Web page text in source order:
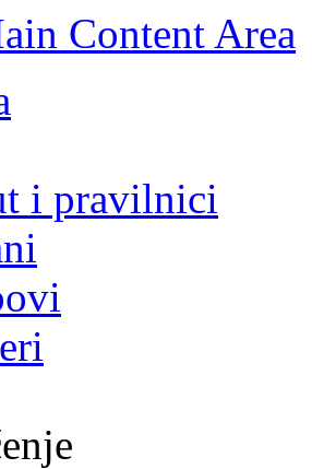
Content Area
i pravilnici